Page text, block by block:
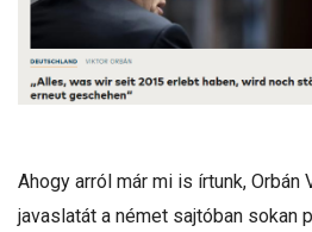
Ahogy arról már mi is írtunk, Orbán
javaslatát a német sajtóban sokan